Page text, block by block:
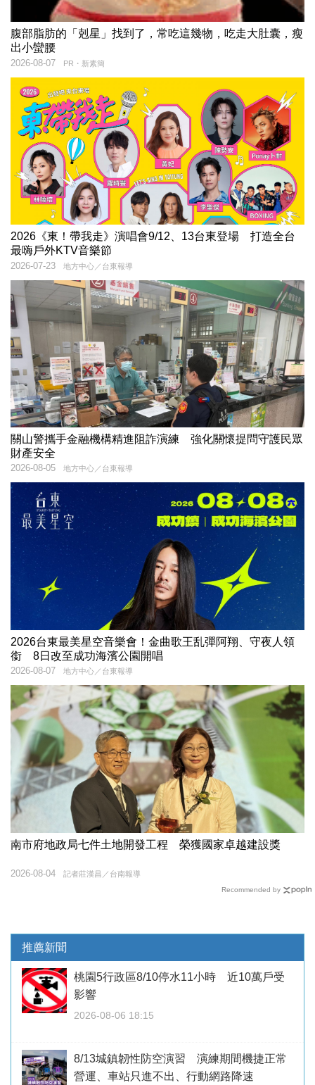
腹部脂肪的「剋星」找到了，常吃這幾物，吃走大肚囊，瘦
出小蠻腰
PR・新素簡
2026-08-07
2026《東！帶我走》演唱會9/12、13台東登場 打造全台
最嗨戶外KTV音樂節
地方中心／台東報導
2026-07-23
關山警攜手金融機構精進阻詐演練 強化關懷提問守護民眾
財產安全
地方中心／台東報導
2026-08-05
2026台東最美星空音樂會！金曲歌王乱彈阿翔、守夜人領
銜 8日改至成功海濱公園開唱
地方中心／台東報導
2026-08-07
南市府地政局七件土地開發工程 榮獲國家卓越建設獎
記者莊漢昌／台南報導
2026-08-04
Recommended by
推薦新聞
桃園5行政區8/10停水11小時 近10萬戶受
影響
2026-08-06 18:15
8/13城鎮韌性防空演習 演練期間機捷正常
營運、車站只進不出、行動網路降速